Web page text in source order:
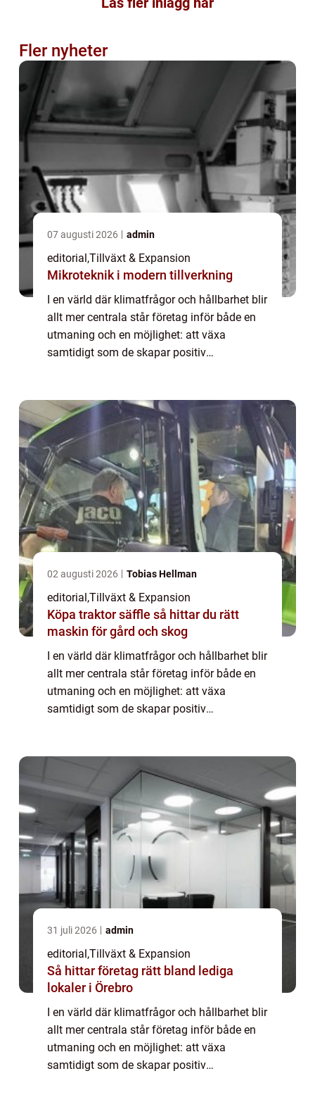
Fler nyheter
07 augusti 2026 admin
editorial,Tillväxt & Expansion
Mikroteknik i modern tillverkning
I en värld där klimatfrågor och hållbarhet blir
allt mer centrala står företag inför både en
utmaning och en möjlighet: att växa
samtidigt som de skapar positiv
02 augusti 2026 Tobias Hellman
editorial,Tillväxt & Expansion
Köpa traktor säffle så hittar du rätt
maskin för gård och skog
I en värld där klimatfrågor och hållbarhet blir
allt mer centrala står företag inför både en
utmaning och en möjlighet: att växa
samtidigt som de skapar positiv
31 juli 2026 admin
editorial,Tillväxt & Expansion
Så hittar företag rätt bland lediga
lokaler i Örebro
I en värld där klimatfrågor och hållbarhet blir
allt mer centrala står företag inför både en
utmaning och en möjlighet: att växa
samtidigt som de skapar positiv